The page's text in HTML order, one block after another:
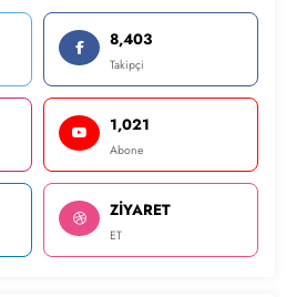
8,403
Takipçi
1,021
Abone
ZİYARET
ET